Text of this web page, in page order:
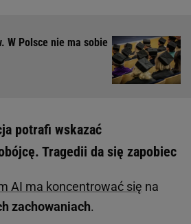
W Polsce nie ma sobie
potrafi wskazać
Tragedii da się zapobiec
AI ma koncentrować się na
zachowaniach.